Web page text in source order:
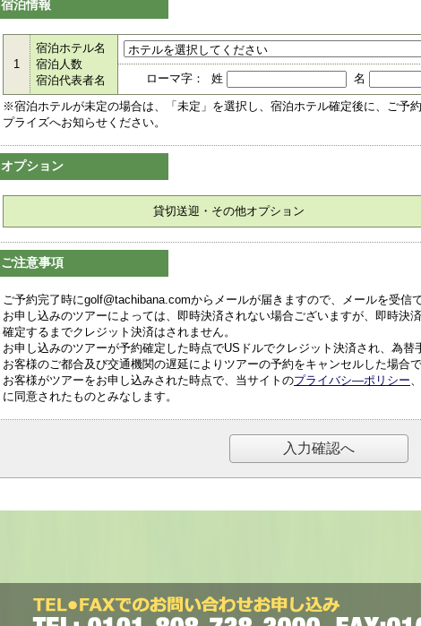
宿泊情報
1
宿泊ホテル名
宿泊人数
宿泊代表者名
ローマ字： 姓 名
※宿泊ホテルが未定の場合は、「未定」を選択し、宿泊ホテル確定後に、ご予
プライズへお知らせください。
オプション
貸切送迎・その他オプション
ご注意事項
ご予約完了時にgolf@tachibana.comからメールが届きますので、メールを受信
お申し込みのツアーによっては、即時決済されない場合ございますが、即時決
確定するまでクレジット決済はされません。
お申し込みのツアーが予約確定した時点でUSドルでクレジット決済され、為
お客様のご都合及び交通機関の遅延によりツアーの予約をキャンセルした場合
お客様がツアーをお申し込みされた時点で、当サイトのプライバシ―ポリシー、
に同意されたものとみなします。